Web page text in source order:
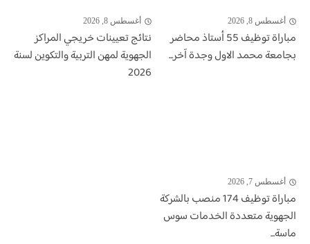
أغسطس 8, 2026
مباراة توظيف 55 أستاذ محاضر
بجامعة محمد الاول وجدة آخر...
أغسطس 8, 2026
نتائج تعيينات خريجي المراكز
الجهوية لمهن التربية والتكوين لسنة
2026
أغسطس 7, 2026
مباراة توظيف 174 منصب بالشركة
الجهوية متعددة الخدمات سوس
ماسة...